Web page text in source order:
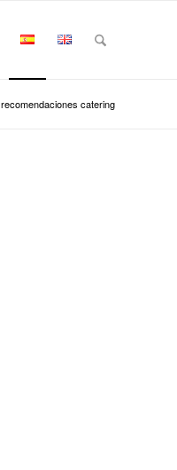
recomendaciones catering